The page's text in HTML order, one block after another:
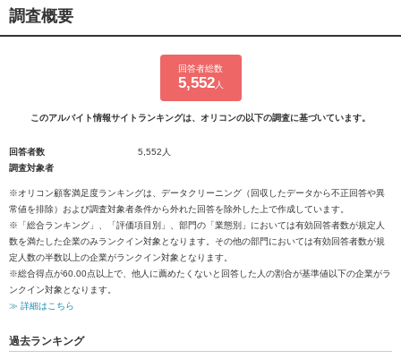
調査概要
回答者総数
5,552人
このアルバイト情報サイトランキングは、オリコンの以下の調査に基づいています。
回答者数
5,552人
調査対象者
※オリコン顧客満足度ランキングは、データクリーニング（回収したデータから不正回答や異
常値を排除）および調査対象者条件から外れた回答を除外した上で作成しています。
※「総合ランキング」、「評価項目別」、部門の「業態別」においては有効回答者数が規定人
数を満たした企業のみランクイン対象となります。その他の部門においては有効回答者数が規
定人数の半数以上の企業がランクイン対象となります。
※総合得点が60.00点以上で、他人に薦めたくないと回答した人の割合が基準値以下の企業がラ
ンクイン対象となります。
≫ 詳細はこちら
過去ランキング